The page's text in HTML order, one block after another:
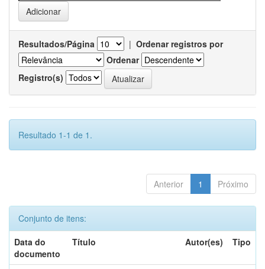
Resultados/Página | Ordenar registros por
Ordenar
Registro(s)
Resultado 1-1 de 1.
Anterior 1 Próximo
Conjunto de itens:
Data do
documento
Título Autor(es) Tipo